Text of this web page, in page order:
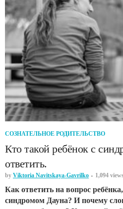
СОЗНАТЕЛЬНОЕ РОДИТЕЛЬСТВО
Кто такой ребёнок с
ответить.
by Viktoria Navitskaya-Gavrilko 1,094
Как ответить на вопрос
синдромом Дауна? И почему